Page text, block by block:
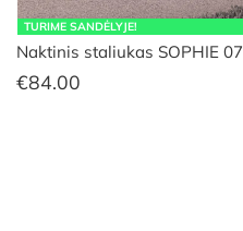
TURIME SANDĖLYJE!
Naktinis staliukas SOPHIE 07
€84.00